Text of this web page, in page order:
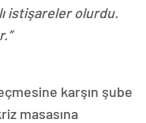
istişareler olurdu.
karşın şube
masasına